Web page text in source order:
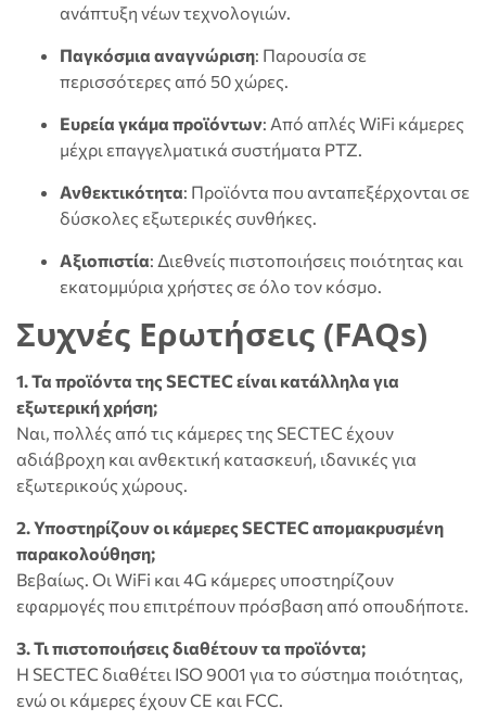
ανάπτυξη νέων τεχνολογιών.
Παγκόσμια αναγνώριση: Παρουσία σε
περισσότερες από 50 χώρες.
Ευρεία γκάμα προϊόντων: Από απλές WiFi κάμερες
μέχρι επαγγελματικά συστήματα PTZ.
Ανθεκτικότητα: Προϊόντα που ανταπεξέρχονται σε
δύσκολες εξωτερικές συνθήκες.
Αξιοπιστία: Διεθνείς πιστοποιήσεις ποιότητας και
εκατομμύρια χρήστες σε όλο τον κόσμο.
Συχνές Ερωτήσεις (FAQs)
1. Τα προϊόντα της SECTEC είναι κατάλληλα για
εξωτερική χρήση;
Ναι, πολλές από τις κάμερες της SECTEC έχουν
αδιάβροχη και ανθεκτική κατασκευή, ιδανικές για
εξωτερικούς χώρους.
2. Υποστηρίζουν οι κάμερες SECTEC απομακρυσμένη
παρακολούθηση;
Βεβαίως. Οι WiFi και 4G κάμερες υποστηρίζουν
εφαρμογές που επιτρέπουν πρόσβαση από οπουδήποτε.
3. Τι πιστοποιήσεις διαθέτουν τα προϊόντα;
Η SECTEC διαθέτει ISO 9001 για το σύστημα ποιότητας,
ενώ οι κάμερες έχουν CE και FCC.